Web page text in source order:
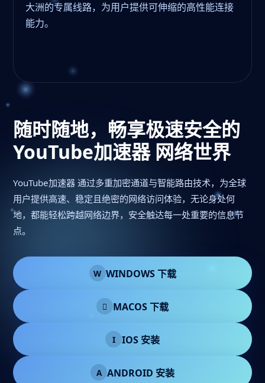
随时随地，畅享极速安全的
YouTube加速器 网络世界
YouTube加速器 通过多重加密通道与智能路由技术，为全球
用户提供高速、稳定且绝密的网络访问体验，无论身处何
地，都能轻松跨越网络边界，安全触达每一处重要的信息节
点。
W WINDOWS 下载
 MACOS 下载
I IOS 安装
A ANDROID 安装
大洲的专属线路，为用户提供可伸缩的高性能连接
能力。